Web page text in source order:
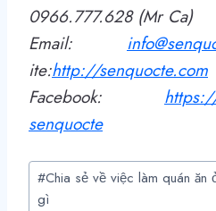
0966.777.628 (Mr Ca)
Email:
ite:http://senquocte.com
Facebook:
senquocte
Post
Tags:
#Chia sẻ về việc làm quán
gì